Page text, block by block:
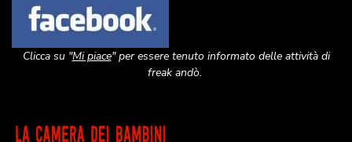
Clicca su "Mi piace" per essere tenuto informato delle attività di
freak andò.
Image